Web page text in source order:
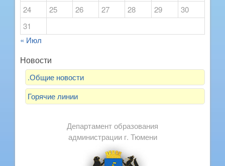
24
25 26 27 28 29
30
31
« Июл
Новости
.Общие новости
Горячие линии
Департамент образования
администрации г. Тюмени